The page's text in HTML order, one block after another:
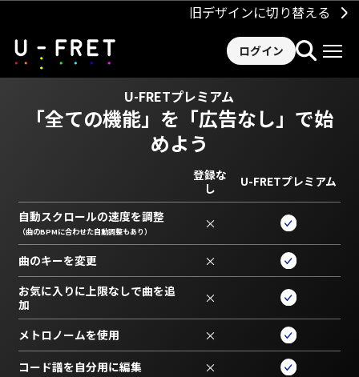
旧デザインに切り替える
ログイン
U-FRETプレミアム
「全ての機能」を 「広告なし」で始
めよう
登録な
し
U-FRETプレミアム
自動スクロールの速度を調整
（曲のBPMに合わせた自動調整もあり） ×
曲のキーを変更 ×
お気に入りに上限なしで曲を追
加
×
メトロノームを使用 ×
コード譜を自分用に編集 ×